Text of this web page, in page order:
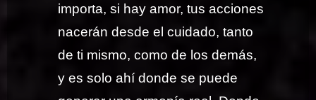
importa, si hay amor, tus acciones
nacerán desde el cuidado, tanto
de ti mismo, como de los demás,
y es solo ahí donde se puede